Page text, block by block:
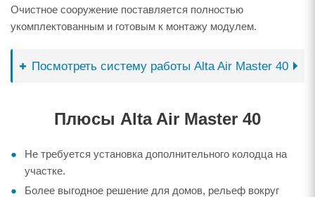
Очистное сооружение поставляется полностью
укомплектованным и готовым к монтажу модулем.
Посмотреть систему работы Alta Air Master 40
Плюсы Alta Air Master 40
Не требуется установка дополнительного колодца на
участке.
Более выгодное решение для домов, рельеф вокруг